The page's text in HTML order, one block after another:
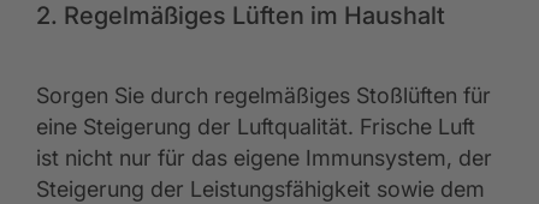
2. Regelmäßiges Lüften im Haushalt
Sorgen Sie durch regelmäßiges Stoßlüften für
eine Steigerung der Luftqualität. Frische Luft
ist nicht nur für das eigene Immunsystem, der
Steigerung der Leistungsfähigkeit sowie dem